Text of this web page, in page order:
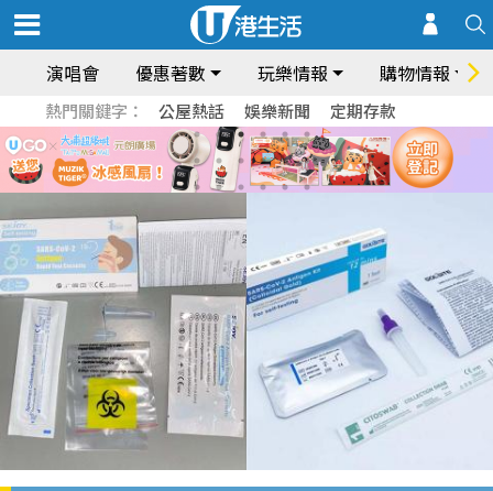
演唱會 優惠著數 玩樂情報 購物情報
熱門關鍵字： 公屋熱話 娛樂新聞 定期存款